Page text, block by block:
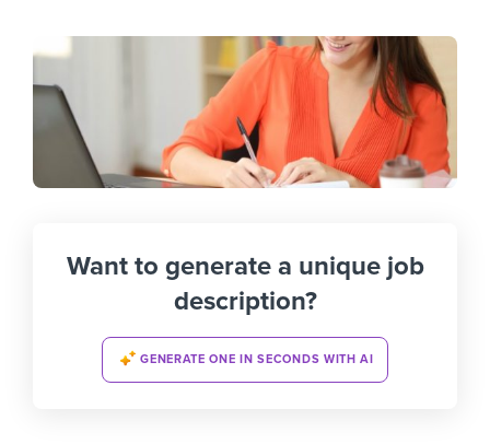
Want to generate a unique job
description?
GENERATE ONE IN SECONDS WITH AI